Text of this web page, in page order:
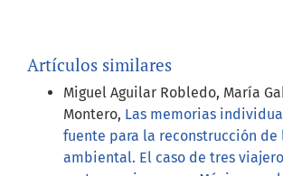
Artículos similares
Miguel Aguilar Robledo, María
Montero, Las memorias
fuente para la reconstrucción de
ambiental. El caso de tres